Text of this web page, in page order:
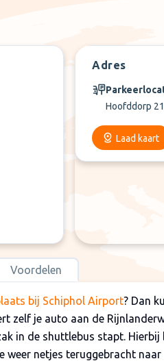
Adres
Hoofddorp
Laad kaart
Voordelen
bij Schiphol Airport? Dan
zelf je auto aan de
in de shuttlebus stapt. Hierbij
weer netjes teruggebracht